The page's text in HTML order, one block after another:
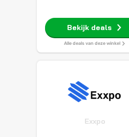
Bekijk deals
Alle deals van deze winkel
Exxpo